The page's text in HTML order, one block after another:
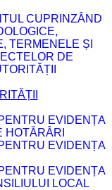
CUPRINZÂND
TERMENELE ȘI
DE
EVIDENȚA
HOTĂRÂRI
EVIDENȚA
EVIDENȚA
LOCAL